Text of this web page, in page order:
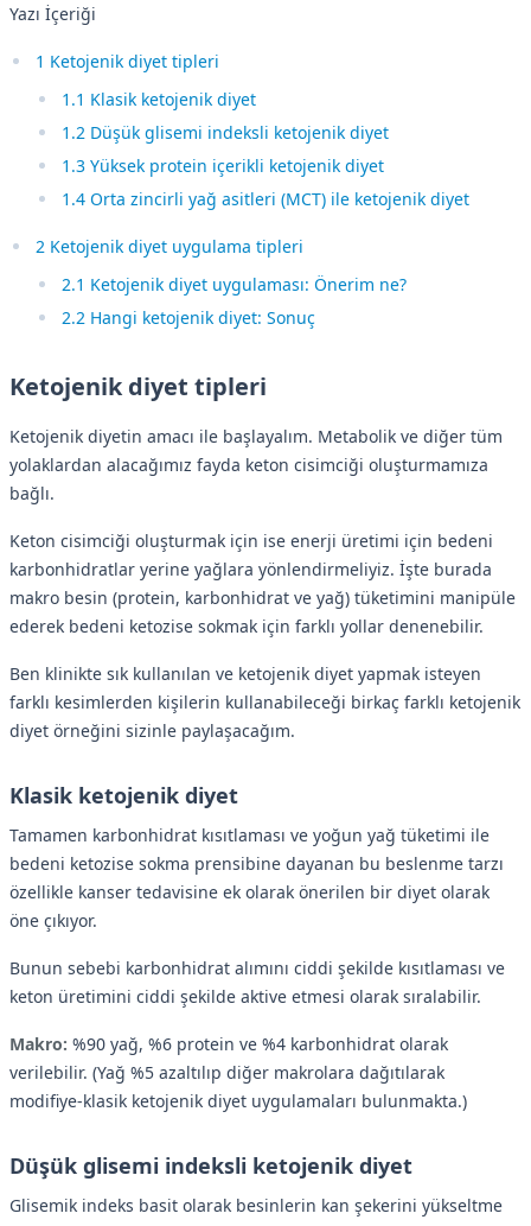
Yazı İçeriği
1 Ketojenik diyet tipleri
1.1 Klasik ketojenik diyet
1.2 Düşük glisemi indeksli ketojenik diyet
1.3 Yüksek protein içerikli ketojenik diyet
1.4 Orta zincirli yağ asitleri (MCT) ile ketojenik diyet
2 Ketojenik diyet uygulama tipleri
2.1 Ketojenik diyet uygulaması: Önerim ne?
2.2 Hangi ketojenik diyet: Sonuç
Ketojenik diyet tipleri
Ketojenik diyetin amacı ile başlayalım. Metabolik ve diğer tüm
yolaklardan alacağımız fayda keton cisimciği oluşturmamıza
bağlı.
Keton cisimciği oluşturmak için ise enerji üretimi için bedeni
karbonhidratlar yerine yağlara yönlendirmeliyiz. İşte burada
makro besin (protein, karbonhidrat ve yağ) tüketimini manipüle
ederek bedeni ketozise sokmak için farklı yollar denenebilir.
Ben klinikte sık kullanılan ve ketojenik diyet yapmak isteyen
farklı kesimlerden kişilerin kullanabileceği birkaç farklı ketojenik
diyet örneğini sizinle paylaşacağım.
Klasik ketojenik diyet
Tamamen karbonhidrat kısıtlaması ve yoğun yağ tüketimi ile
bedeni ketozise sokma prensibine dayanan bu beslenme tarzı
özellikle kanser tedavisine ek olarak önerilen bir diyet olarak
öne çıkıyor.
Bunun sebebi karbonhidrat alımını ciddi şekilde kısıtlaması ve
keton üretimini ciddi şekilde aktive etmesi olarak sıralabilir.
Makro: %90 yağ, %6 protein ve %4 karbonhidrat olarak
verilebilir. (Yağ %5 azaltılıp diğer makrolara dağıtılarak
modifiye-klasik ketojenik diyet uygulamaları bulunmakta.)
Düşük glisemi indeksli ketojenik diyet
Glisemik indeks basit olarak besinlerin kan şekerini yükseltme